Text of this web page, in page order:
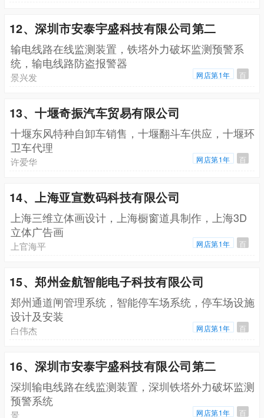
12、深圳市安泰宇盛科技有限公司第二
输电线路在线监测装置，铁塔外力破坏监测预警系
统，输电线路防盗报警器
景兴发 网店第1年 百
13、十堰奇振汽车贸易有限公司
十堰东风特种自卸车销售，十堰翻斗车供应，十堰环
卫车代理
许爱华 网店第1年 百
14、上海亚宣数码科技有限公司
上海三维立体画设计，上海橱窗道具制作，上海3D
立体广告画
上官海平 网店第1年 百
15、郑州金航智能电子科技有限公司
郑州通道闸管理系统，智能停车场系统，停车场设施
设计及安装
白伟杰 网店第1年 百
16、深圳市安泰宇盛科技有限公司第二
深圳输电线路在线监测装置，深圳铁塔外力破坏监测
预警系统
景 网店第1年 百